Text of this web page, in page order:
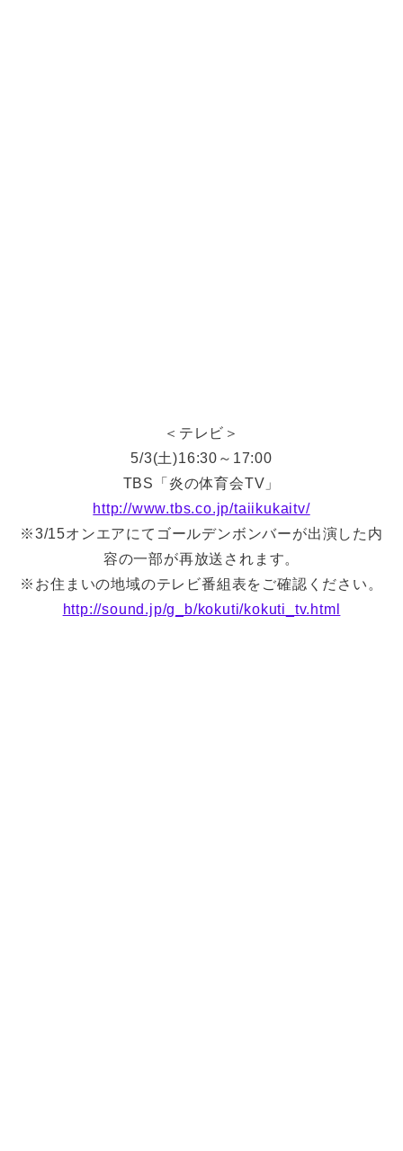
＜テレビ＞
5/3(土)16:30～17:00
TBS「炎の体育会TV」
http://www.tbs.co.jp/taiikukaitv/
※3/15オンエアにてゴールデンボンバーが出演した内
容の一部が再放送されます。
※お住まいの地域のテレビ番組表をご確認ください。
http://sound.jp/g_b/kokuti/kokuti_tv.html